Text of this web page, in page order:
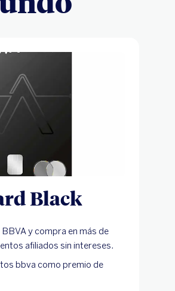
Black
y compra en más de
afiliados sin intereses.
bbva como premio de